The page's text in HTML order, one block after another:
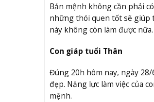
Bản mệnh không cần phải
những thói quen tốt sẽ giúp
này không còn làm được nữa.
Con giáp tuổi Thân
Đúng 20h hôm nay, ngày
đẹp. Năng lực làm việc của
mệnh.